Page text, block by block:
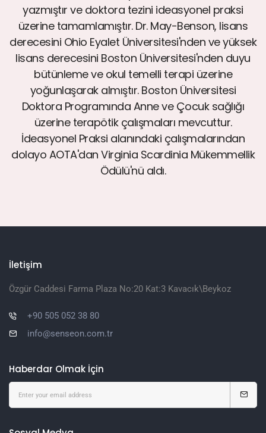
yazmıştır ve doktora tezini ideasyonel praksi
üzerine tamamlamıştır. Dr. May-Benson, lisans
derecesini Ohio Eyalet Üniversitesi'nden ve yüksek
lisans derecesini Boston Üniversitesi'nden duyu
bütünleme ve okul temelli terapi üzerine
yoğunlaşarak almıştır. Boston Üniversitesi
Doktora Programında Anne ve Çocuk sağlığı
üzerine terapötik çalışmaları mevcuttur.
İdeasyonel Praksi alanındaki çalışmalarından
dolayo AOTA'dan Virginia Scardinia Mükemmellik
Ödülü'nü aldı.
İletişim
Özgür Caddesi Farma Plaza No:20 Kat:3 Kavacık\Beykoz
+90 505 052 38 80
info@senseon.com.tr
Haberdar Olmak İçin